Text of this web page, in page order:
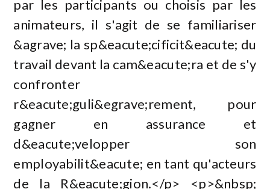
par les participants ou choisis par les
animateurs, il s'agit de se familiariser
&agrave; la sp&eacute;cificit&eacute; du
travail devant la cam&eacute;ra et de s'y
confronter
r&eacute;guli&egrave;rement, pour
gagner en assurance et
d&eacute;velopper son
employabilit&eacute; en tant qu'acteurs
de la R&eacute;gion.</p> <p>&nbsp;